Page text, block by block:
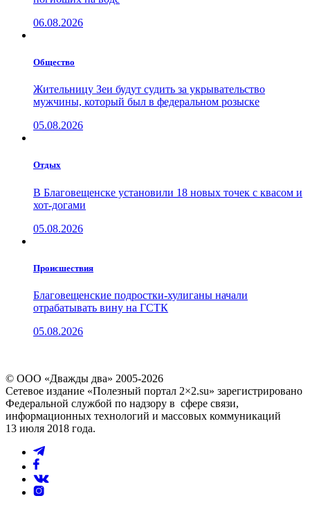
06.08.2026
Общество
Жительницу Зеи будут судить за укрывательство
мужчины, который был в федеральном розыске
05.08.2026
Отдых
В Благовещенске установили 18 новых точек с квасом и
хот-догами
05.08.2026
Проиcшествия
Благовещенские подростки-хулиганы начали
отрабатывать вину на ГСТК
05.08.2026
© ООО «Дважды два» 2005-2026
Сетевое издание «Полезный портал 2×2.su» зарегистрировано
Федеральной службой по надзору в сфере связи,
информационных технологий и массовых коммуникаций
13 июля 2018 года.